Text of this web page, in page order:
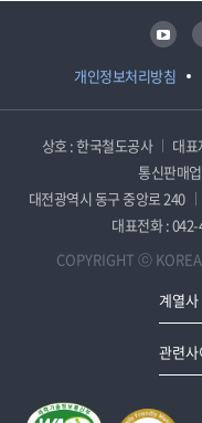
개인정보처리방침
유튜브
상호 : 한국철도공사 대표
통신판매
대전광역시 동구 중앙로 240
대표전화 :
COPYRIGHT ⓒ
계열사
관련사